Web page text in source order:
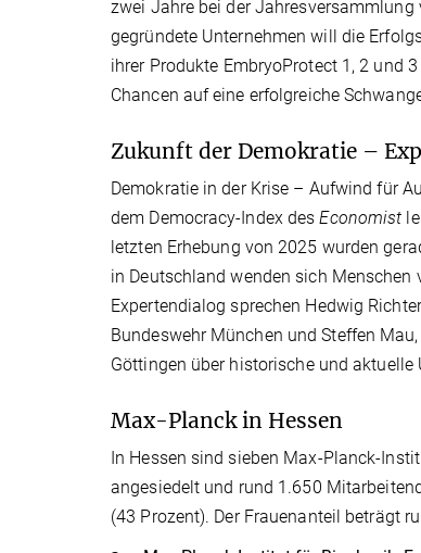
zwei Jahre bei der Jahresversammlung
gegründete Unternehmen will die
ihrer Produkte EmbryoProtect 1, 2 und
Chancen auf eine erfolgreiche
Zukunft der Demokratie –
Demokratie in der Krise – Aufwind für
dem Democracy-Index desEconomist
letzten Erhebung von 2025 wurden
in Deutschland wenden sich
Expertendialog sprechen Hedwig
Bundeswehr München und Steffen
Göttingen über historische und aktuelle
Max-Planck in Hessen
In Hessen sind sieben Max-Planck-
angesiedelt und rund 1.650
(43 Prozent). Der Frauenanteil beträgt